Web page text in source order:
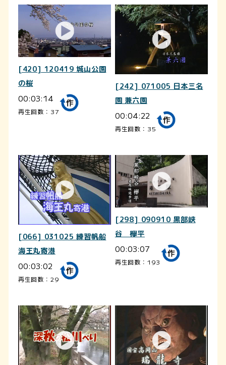
[420] 120419 城山公園
の桜
00:03:14
再生回数：37
[242] 071005 日本三名
園 兼六園
00:04:22
再生回数：35
[066] 031025 練習帆船
海王丸寄港
00:03:02
再生回数：29
[298] 090910 黒部峡
谷 欅平
00:03:07
再生回数：193